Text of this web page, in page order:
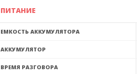
ПИТАНИЕ
ЕМКОСТЬ АККУМУЛЯТОРА
АККУМУЛЯТОР
ВРЕМЯ РАЗГОВОРА